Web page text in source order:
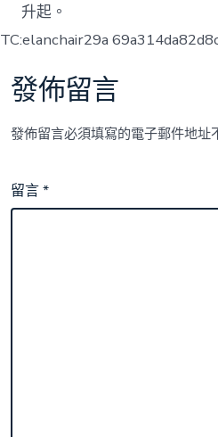
升起。
TC:elanchair29a
發佈留言
發佈留言必須填寫的電子郵件地址
留言*